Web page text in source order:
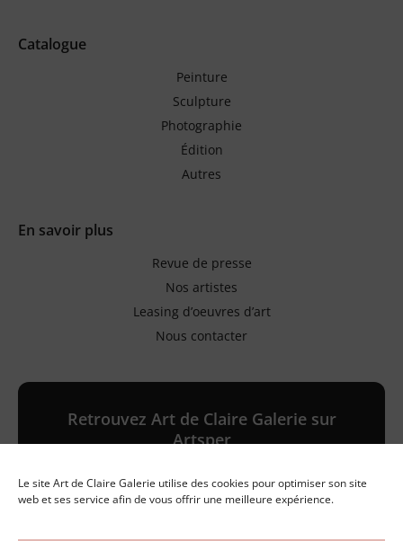
Le site Art de Claire Galerie utilise des cookies pour optimiser son site
web et ses service afin de vous offrir une meilleure expérience.
Catalogue
Peinture
Sculpture
Photographie
Édition
Autres
En savoir plus
Revue de presse
Nos artistes
Leasing d’oeuvres d’art
Nous contacter
Retrouvez Art de Claire Galerie sur
Artsper
Galerie en ligne